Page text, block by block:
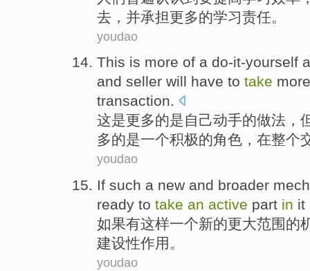
去， 并承担更多的学习责任。
youdao
This is more of a do-it-yourself
and seller will have to take
transaction.
这是更多的是自己动手的做法 ，
多的是一个积极的角色 ， 在整个
youdao
If such a new and broader
ready to take an active part in it
如果有这样一个新的更大范围的
建设性作用。
youdao